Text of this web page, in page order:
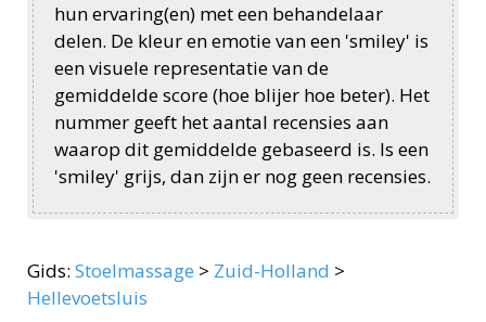
hun ervaring(en) met een behandelaar
delen. De kleur en emotie van een 'smiley' is
een visuele representatie van de
gemiddelde score (hoe blijer hoe beter). Het
nummer geeft het aantal recensies aan
waarop dit gemiddelde gebaseerd is. Is een
'smiley' grijs, dan zijn er nog geen recensies.
Gids: Stoelmassage > Zuid-Holland >
Hellevoetsluis